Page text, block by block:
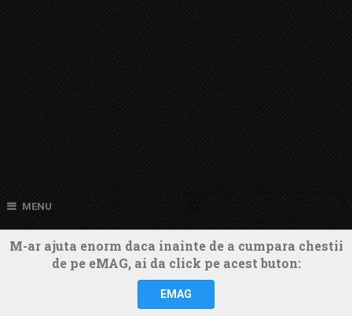
MENU
M-ar ajuta enorm daca inainte de a cumpara chestii
de pe eMAG, ai da click pe acest buton:
EMAG